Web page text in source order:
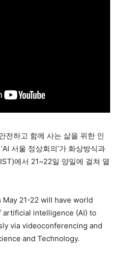
전하고 함께 사는 삶을 위한 인
서울 정상회의’가 화상방식과
에서 21~22일 양일에 걸쳐 열
21-22 will have world
intelligence (AI) to
via videoconferencing and
and Technology.